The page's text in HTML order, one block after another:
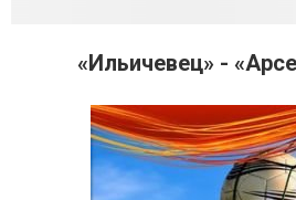
«Ильичевец» -